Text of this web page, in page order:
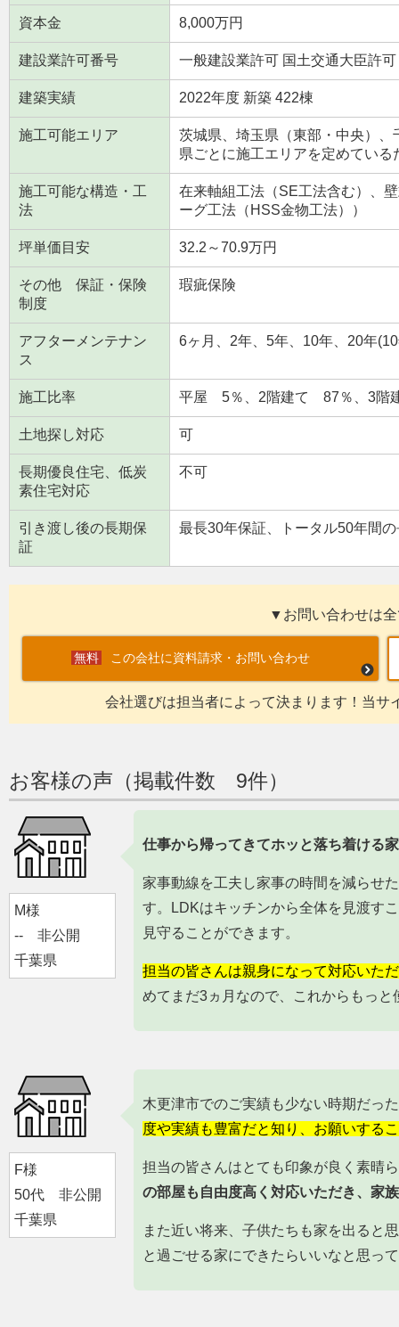
資本金 8,000万円
建設業許可番号 一般建設業許可 国土交通大臣許
建築実績 2022年度 新築 422棟
施工可能エリア
茨城県、埼玉県（東部・中央）、
県ごとに施工エリアを定めてい
施工可能な構造・工
法
在来軸組工法（SE工法含む）、
ーグ工法（HSS金物工法））
坪単価目安 32.2～70.9万円
その他 保証・保険
制度
瑕疵保険
アフターメンテナン
ス
6ヶ月、2年、5年、10年、20年
施工比率 平屋 5％、2階建て 87％、3階
土地探し対応 可
長期優良住宅、低炭
素住宅対応
不可
引き渡し後の長期保
証
最長30年保証、トータル50年間
▼お問い合わせは
この会社に資料請求・お問い合わせ
会社選びは担当者によって決まります！当サ
お客様の声（掲載件数 9件）
M様
-- 非公開
千葉県
仕事から帰ってきてホッと落ち着ける家
家事動線を工夫し家事の時間を減らせ
す。LDKはキッチンから全体を見渡す
見守ることができます。
担当の皆さんは親身になって対応いた
めてまだ3ヵ月なので、これからもっ
F様
50代 非公開
千葉県
木更津市でのご実績も少ない時期だっ
度や実績も豊富だと知り、お願いする
担当の皆さんはとても印象が良く素晴
の部屋も自由度高く対応いただき、家
また近い将来、子供たちも家を出ると
と過ごせる家にできたらいいなと思っ